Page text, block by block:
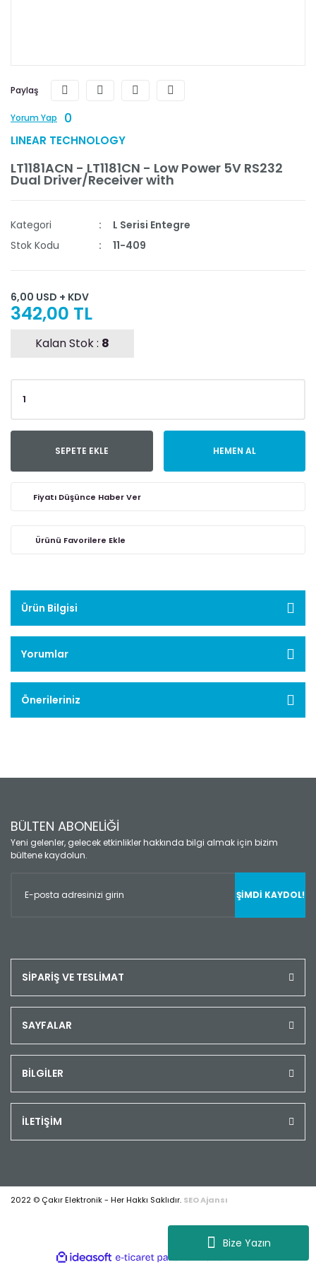
Bize Yazın
Paylaş
Yorum Yap 0
LINEAR TECHNOLOGY
LT1181ACN - LT1181CN - Low Power 5V RS232
Dual Driver/Receiver with
Kategori
L Serisi Entegre
Stok Kodu
11-409
6,00 USD + KDV
342,00 TL
Kalan Stok : 8
SEPETE EKLE HEMEN AL
Fiyatı Düşünce Haber Ver
Ürün Bilgisi
Yorumlar
Önerileriniz
BÜLTEN ABONELİĞİ
Yeni gelenler, gelecek etkinlikler hakkında bilgi almak için bizim
bültene kaydolun.
ŞİMDİ KAYDOL!
SİPARİŞ VE TESLİMAT
SAYFALAR
BİLGİLER
İLETİŞİM
2022 © Çakır Elektronik - Her Hakkı Saklıdır. SEO Ajansı
ideasoft